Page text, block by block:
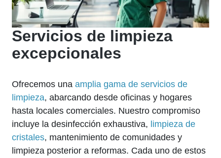
Servicios de limpieza
excepcionales
Ofrecemos una amplia gama de servicios de
limpieza, abarcando desde oficinas y hogares
hasta locales comerciales. Nuestro compromiso
incluye la desinfección exhaustiva, limpieza de
cristales, mantenimiento de comunidades y
limpieza posterior a reformas. Cada uno de estos